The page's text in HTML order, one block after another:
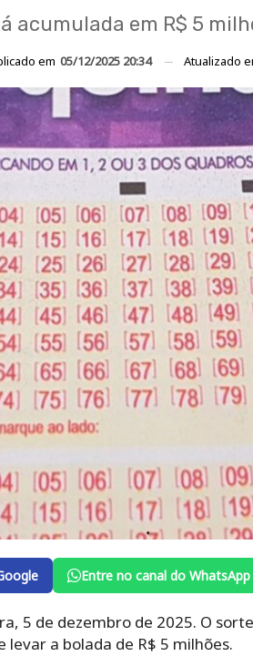
acumulada em R$ 5
em 05/12/2025 20:34 Atualizado
Entre no canal do WhatsApp
5 de dezembro de 2025. O
levar a bolada de R$ 5 milhões.